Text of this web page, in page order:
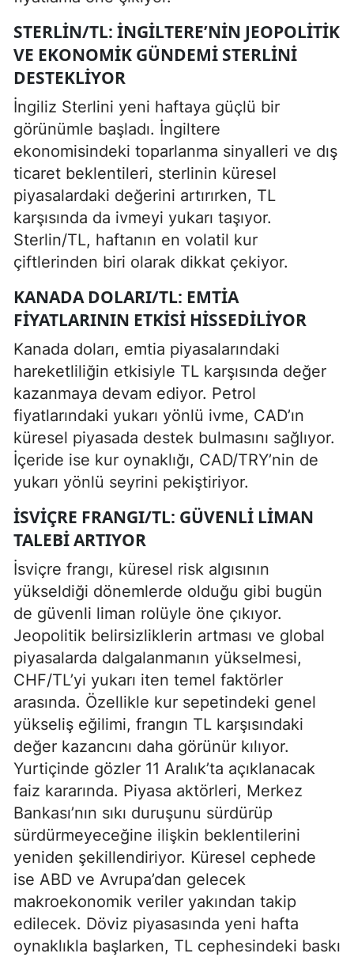
STERLIN/TL: İNGILTERE’NIN JEOPOLITIK
VE EKONOMIK GÜNDEMI STERLINI
DESTEKLIYOR
İngiliz Sterlini yeni haftaya güçlü bir
görünümle başladı. İngiltere
ekonomisindeki toparlanma sinyalleri ve dış
ticaret beklentileri, sterlinin küresel
piyasalardaki değerini artırırken, TL
karşısında da ivmeyi yukarı taşıyor.
Sterlin/TL, haftanın en volatil kur
çiftlerinden biri olarak dikkat çekiyor.
KANADA DOLARI/TL: EMTIA
FIYATLARININ ETKISI HISSEDILIYOR
Kanada doları, emtia piyasalarındaki
hareketliliğin etkisiyle TL karşısında değer
kazanmaya devam ediyor. Petrol
fiyatlarındaki yukarı yönlü ivme, CAD’ın
küresel piyasada destek bulmasını sağlıyor.
İçeride ise kur oynaklığı, CAD/TRY’nin de
yukarı yönlü seyrini pekiştiriyor.
İSVIÇRE FRANGI/TL: GÜVENLI LIMAN
TALEBI ARTIYOR
İsviçre frangı, küresel risk algısının
yükseldiği dönemlerde olduğu gibi bugün
de güvenli liman rolüyle öne çıkıyor.
Jeopolitik belirsizliklerin artması ve global
piyasalarda dalgalanmanın yükselmesi,
CHF/TL’yi yukarı iten temel faktörler
arasında. Özellikle kur sepetindeki genel
yükseliş eğilimi, frangın TL karşısındaki
değer kazancını daha görünür kılıyor.
Yurtiçinde gözler 11 Aralık’ta açıklanacak
faiz kararında. Piyasa aktörleri, Merkez
Bankası’nın sıkı duruşunu sürdürüp
sürdürmeyeceğine ilişkin beklentilerini
yeniden şekillendiriyor. Küresel cephede
ise ABD ve Avrupa’dan gelecek
makroekonomik veriler yakından takip
edilecek. Döviz piyasasında yeni hafta
oynaklıkla başlarken, TL cephesindeki baskı